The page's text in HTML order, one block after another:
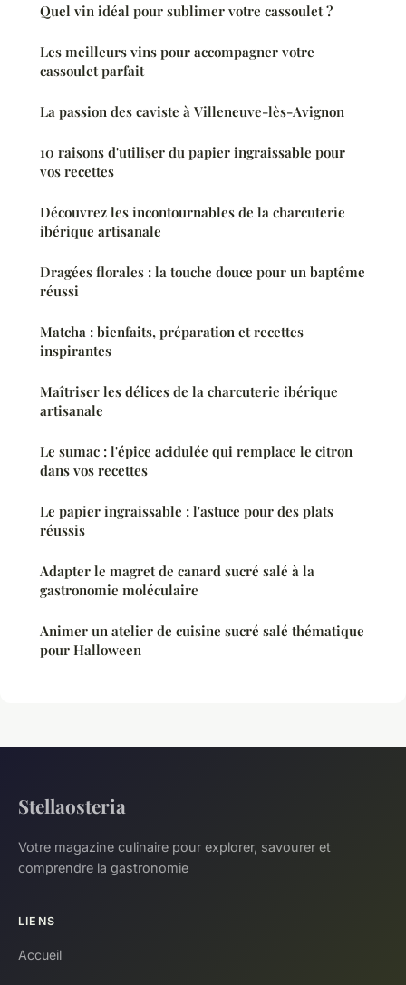
Quel vin idéal pour sublimer votre cassoulet ?
Les meilleurs vins pour accompagner votre
cassoulet parfait
La passion des caviste à Villeneuve-lès-Avignon
10 raisons d'utiliser du papier ingraissable pour
vos recettes
Découvrez les incontournables de la charcuterie
ibérique artisanale
Dragées florales : la touche douce pour un baptême
réussi
Matcha : bienfaits, préparation et recettes
inspirantes
Maîtriser les délices de la charcuterie ibérique
artisanale
Le sumac : l'épice acidulée qui remplace le citron
dans vos recettes
Le papier ingraissable : l'astuce pour des plats
réussis
Adapter le magret de canard sucré salé à la
gastronomie moléculaire
Animer un atelier de cuisine sucré salé thématique
pour Halloween
Stellaosteria
Votre magazine culinaire pour explorer, savourer et
comprendre la gastronomie
LIENS
Accueil